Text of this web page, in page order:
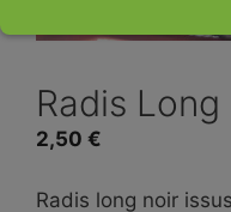
Radis
2,50 €
Radis long noir